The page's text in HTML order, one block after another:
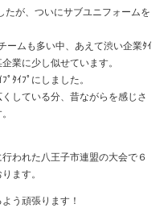
たが、ついにサブユニフォームを
ームも多い中、あえて渋い企業ﾀｲ
業に少し似せています。
ﾟﾀｲﾌﾟにしました。
している分、昔ながらを感じさ
われた八王子市連盟の大会で６
ます。
う頑張ります！